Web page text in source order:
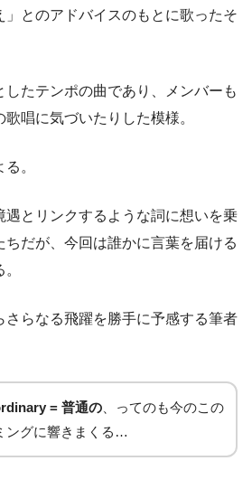
」とのアドバイスのもとに歌ったそ
たテンポの曲であり、メンバーも
唱に気づいたりした模様。
。
遇とリンクするような詞に想いを乗
だが、今回は誰かに言葉を届ける
さらなる飛躍を勝手に予感する筆者
= 普通の 、ってのも今のこの
ングに響きまくる…